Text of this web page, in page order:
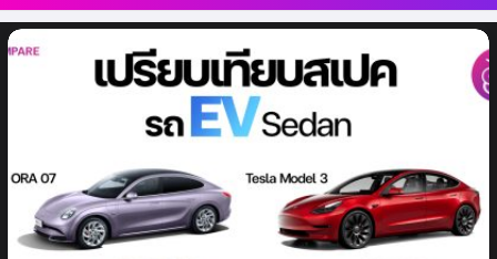
เรื่อง